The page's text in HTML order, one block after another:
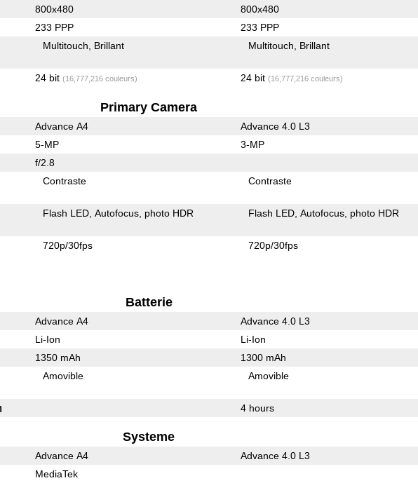
800x480 800x480
233 PPP 233 PPP
Multitouch Brillant Multitouch Brillant
24 bit (16,777,216 couleurs) 24 bit (16,777,216 couleurs)
Primary Camera
Advance A4 Advance 4.0 L3
5-MP 3-MP
f/2.8
Contraste Contraste
Flash LED Autofocus photo HDR Flash LED Autofocus photo HDR
720p/30fps 720p/30fps
Batterie
Advance A4 Advance 4.0 L3
Li-Ion Li-Ion
1350 mAh 1300 mAh
Amovible Amovible
4 hours
Systeme
Advance A4 Advance 4.0 L3
MediaTek